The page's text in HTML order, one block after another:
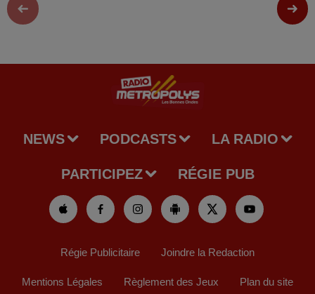
NEWS PODCASTS LA RADIO
PARTICIPEZ RÉGIE PUB
Régie Publicitaire Joindre la Redaction
Mentions Légales Règlement des Jeux Plan du site